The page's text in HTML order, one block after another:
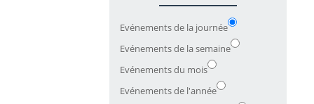
Evénements de la journée
Evénements de la semaine
Evénements du mois
Evénements de l'année